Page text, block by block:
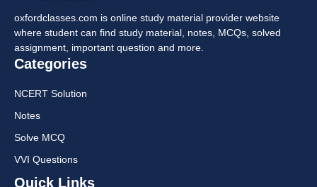
oxfordclasses.com is online study material provider website
where student can find study material, notes, MCQs, solved
assignment, important question and more.
Categories
NCERT Solution
Notes
Solve MCQ
VVI Questions
Quick Links